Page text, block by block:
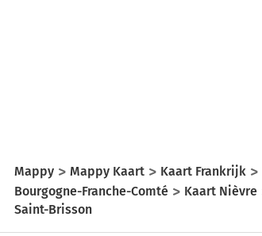
Mappy Mappy Kaart Kaart Frankrijk
Bourgogne-Franche-Comté
Kaart Nièvre
Saint-Brisson